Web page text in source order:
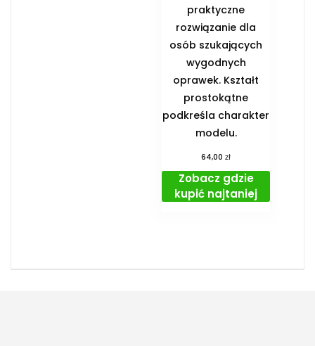
praktyczne
rozwiązanie dla
osób szukających
wygodnych
oprawek. Kształt
prostokątne
podkreśla charakter
modelu.
64,00zł
Zobacz gdzie
kupić najtaniej